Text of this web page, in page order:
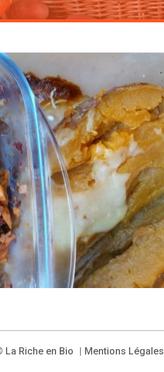
La Riche en Bio Mentions Légales